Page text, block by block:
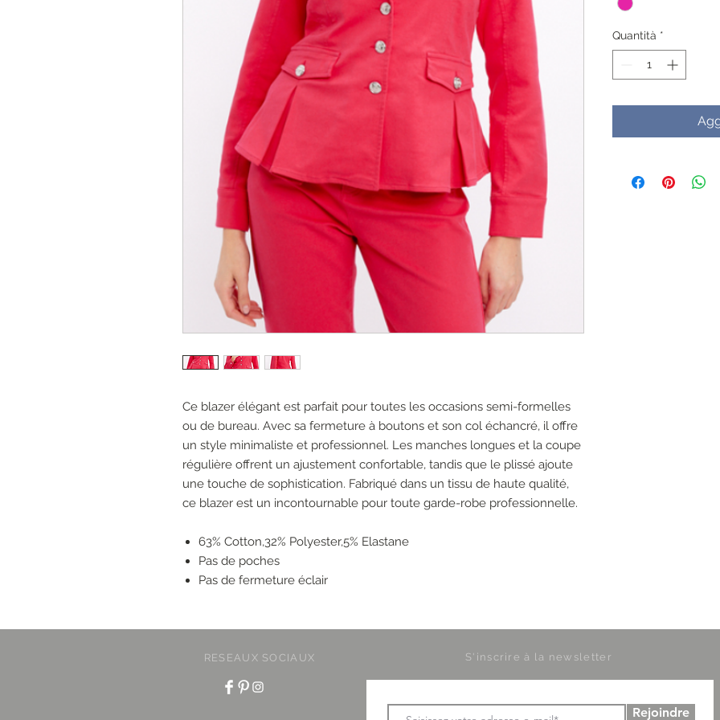
Ce blazer élégant est parfait pour toutes les occasions semi-formelles
ou de bureau. Avec sa fermeture à boutons et son col échancré, il offre
un style minimaliste et professionnel. Les manches longues et la coupe
régulière offrent un ajustement confortable, tandis que le plissé ajoute
une touche de sophistication. Fabriqué dans un tissu de haute qualité,
ce blazer est un incontournable pour toute garde-robe professionnelle.
63% Cotton,32% Polyester,5% Elastane
Pas de poches
Pas de fermeture éclair
Quantità *
RESEAUX SOCIAUX S'inscrire à la newsletter
Rejoindre